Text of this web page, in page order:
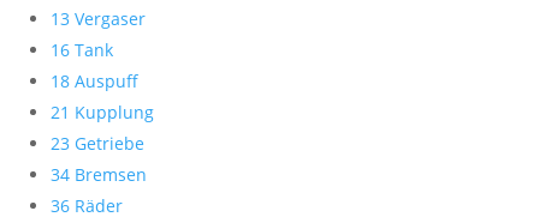
13 Vergaser
16 Tank
18 Auspuff
21 Kupplung
23 Getriebe
34 Bremsen
36 Räder